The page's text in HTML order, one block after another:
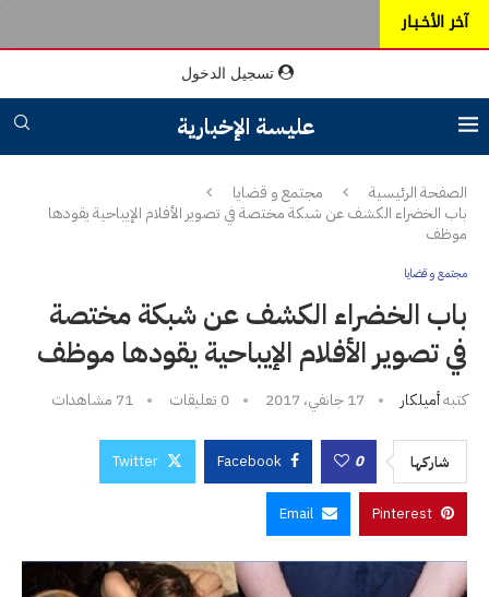
آخر الأخـبـار
تسجيل الدخول
عليسة الإخبارية
الصفحة الرئيسية
مجتمع و قضايا
باب الخضراء الكشف عن شبكة مختصة في تصوير الأفلام الإيباحية يقودها
موظف
مجتمع و قضايا
باب الخضراء الكشف عن شبكة مختصة
في تصوير الأفلام الإيباحية يقودها موظف
كتبهأميلكار 17 جانفي، 2017 0 تعليقات 71 مشاهدات
شاركها 0
Facebook
Twitter
Pinterest
Email